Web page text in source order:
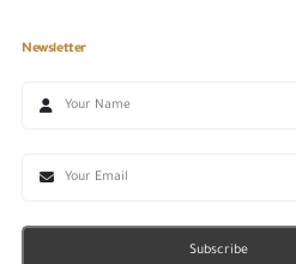
Newsletter
Subscribe